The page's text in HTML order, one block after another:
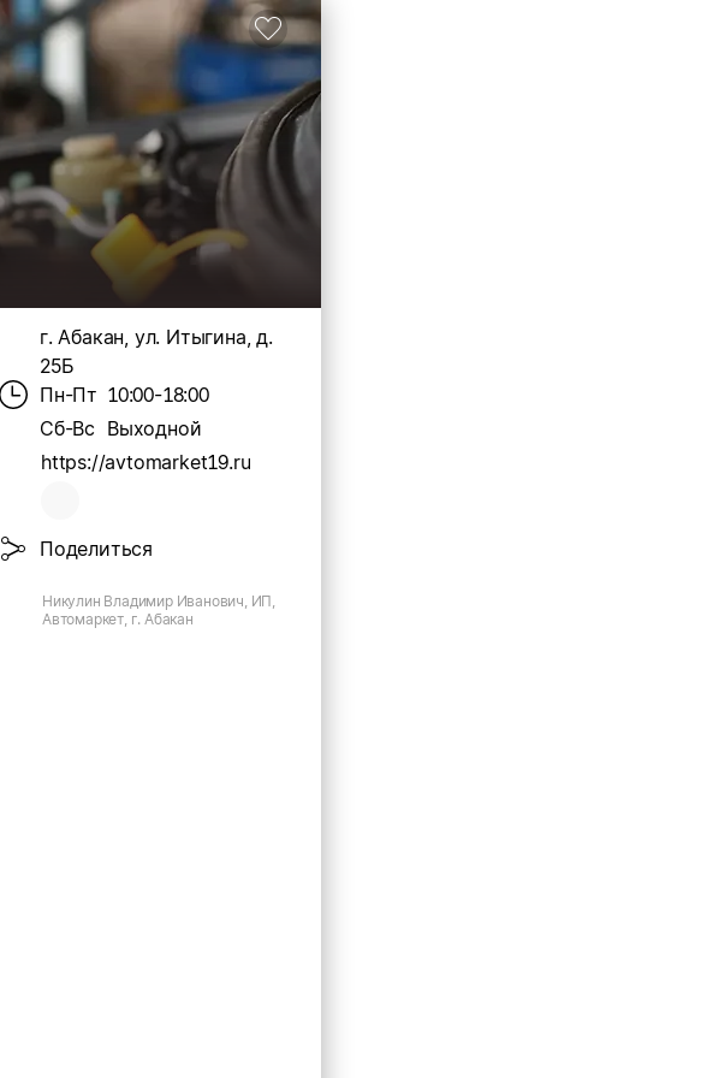
г. Абакан, ул. Итыгина, д.
25Б
Пн-Пт 10:00-18:00
Сб-Вс Выходной
https://avtomarket19.ru
Поделиться
Никулин Владимир Иванович, ИП,
Автомаркет, г. Абакан